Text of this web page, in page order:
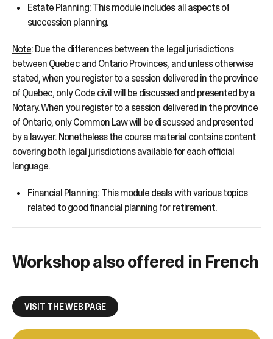
Estate Planning: This module includes all aspects of
succession planning.
Note: Due the differences between the legal jurisdictions
between Quebec and Ontario Provinces, and unless otherwise
stated, when you register to a session delivered in the province
of Quebec, only Code civil will be discussed and presented by a
Notary. When you register to a session delivered in the province
of Ontario, only Common Law will be discussed and presented
by a lawyer. Nonetheless the course material contains content
covering both legal jurisdictions available for each official
language.
Financial Planning: This module deals with various topics
related to good financial planning for retirement.
Workshop also offered in French
VISIT THE WEB PAGE